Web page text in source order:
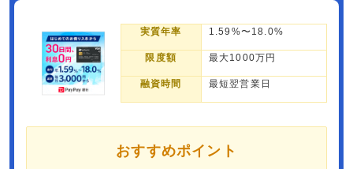
実質年率 1.59%〜18.0%
限度額 最大1000万円
融資時間 最短翌営業日
おすすめポイント